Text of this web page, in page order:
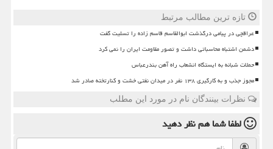
تازه ترین مطالب مرتبط
عراقچی در پیامی درگذشت ابوالقاسم قاسم زاده را تسلیت گفت
دشمن اشتباه محاسباتی داشت و تصور مقاومت ایران را نمی کرد
حملات شبانه به ایستگاه انشعاب راه آهن بندرعباس
مجوز جذب و به کارگیری ۱۳۸ نفر در میدان نفتی خشت و کنارتخته صادر شد
نظرات بینندگان نام در مورد این مطلب
لطفا شما همنظر دهید